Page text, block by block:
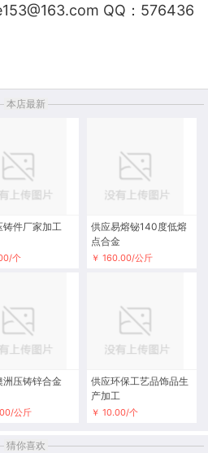
QQ ： 576436
本店最新
铸件厂家加工
个
供应易熔铋140度低熔
点合金
￥ 160.00/公斤
洲压铸锌合金
公斤
供应环保工艺品饰品生
产加工
￥ 10.00/个
猜你喜欢